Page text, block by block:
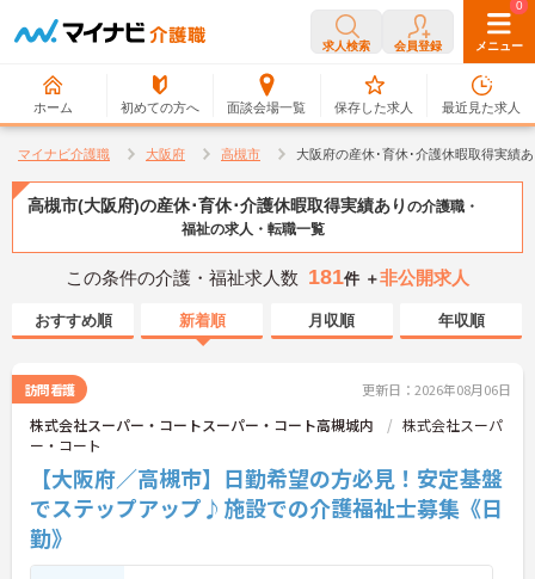
求人検索 会員登録 メニュー
ホーム 初めての方へ 面談会場一覧
0
保存した求人
0
最近見た求人
マイナビ介護職 大阪府 高槻市 大阪府の産休･育休･介護休暇取得実績
高槻市(大阪府)の産休･育休･介護休暇取得実績あり の介護職・
福祉の求人・転職一覧
この条件の介護・福祉求人数 181件 ＋非公開求人
おすすめ順 新着順 月収順 年収順
訪問看護 更新日：2026年08月06日
株式会社スーパー・コートスーパー・コート高槻城内
株式会社スーパ
ー・コート
【大阪府／高槻市】日勤希望の方必見！安定基盤
でステップアップ♪施設での介護福祉士募集《日
勤》